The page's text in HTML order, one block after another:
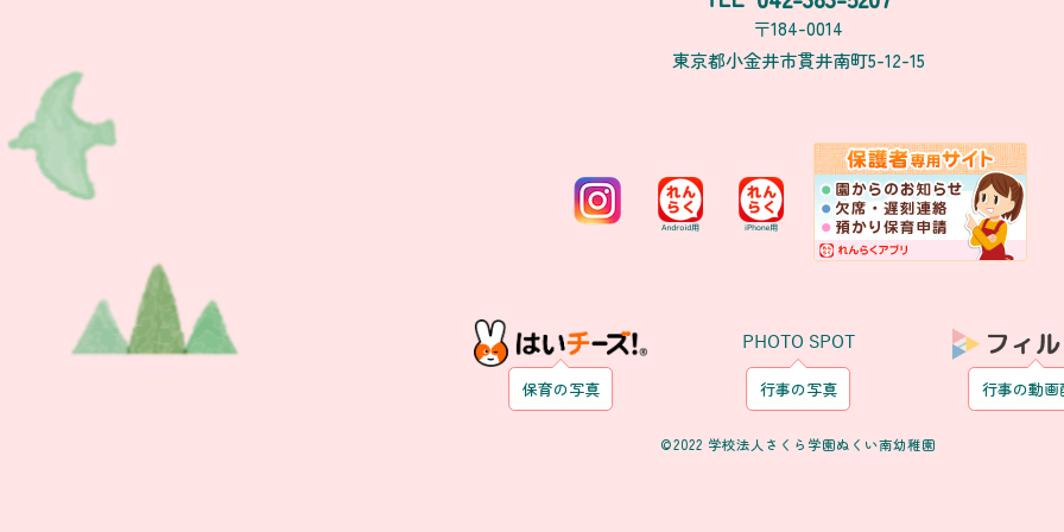
〒184-0014
東京都小金井市貫井南町5-12-15
保育の写真
PHOTO SPOT
行事の写真 行事の動画
©2022 学校法人さくら学園ぬくい南幼稚園